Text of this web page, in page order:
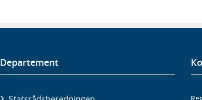
Departement